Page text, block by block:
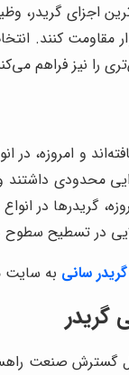
اجزای گریدر،
مقاومت کنند.
را نیز فراهم
و امروزه،
محدودی داشتند
گریدرها
در تسطیح سطوح
سانی به سایت
گریدر
گسترش صنعت